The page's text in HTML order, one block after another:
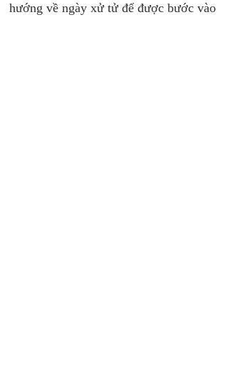
hướng về ngày xử tử để được bước vào